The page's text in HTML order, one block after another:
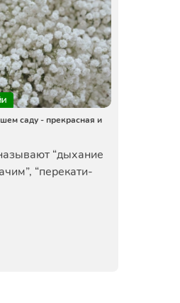
саду - прекрасная и
“дыхание
“перекати-